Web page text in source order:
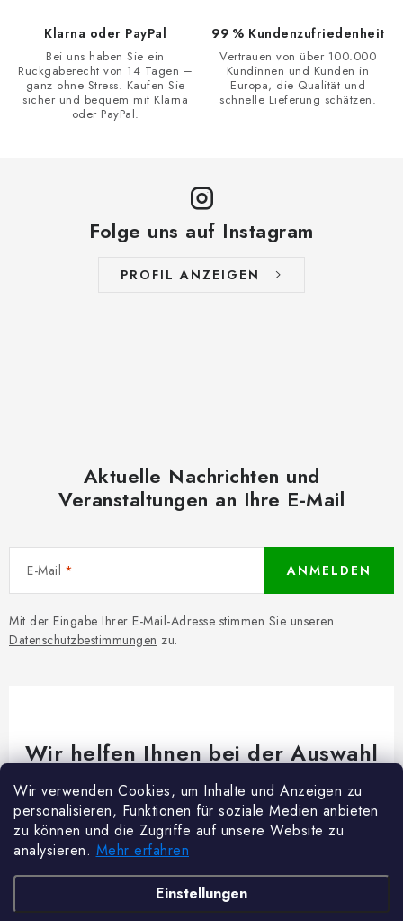
Wir verwenden Cookies, um Inhalte und Anzeigen zu
personalisieren, Funktionen für soziale Medien anbieten
zu können und die Zugriffe auf unsere Website zu
analysieren. Mehr erfahren
Einstellungen
Klarna oder PayPal
Bei uns haben Sie ein
Rückgaberecht von 14 Tagen –
ganz ohne Stress. Kaufen Sie
sicher und bequem mit Klarna
oder PayPal.
99 % Kundenzufriedenheit
Vertrauen von über 100.000
Kundinnen und Kunden in
Europa, die Qualität und
schnelle Lieferung schätzen.
Folge uns auf Instagram
PROFIL ANZEIGEN
Aktuelle Nachrichten und
Veranstaltungen an Ihre E-Mail
E-Mail
Mit der Eingabe Ihrer E-Mail-Adresse stimmen Sie unseren
Datenschutzbestimmungen zu.
ANMELDEN
Wir helfen Ihnen bei der Auswahl
Brauchen Sie Rat bei etwas? Wir sind für dich da!
Kundenservice@woodycrafts.de
+49 211 8694 2501 (Mo-Fr 8:00-16:00)